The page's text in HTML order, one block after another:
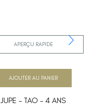
APERÇU RAPIDE
JUPE – TAO – 4 ANS
AJOUTER AU PANIER